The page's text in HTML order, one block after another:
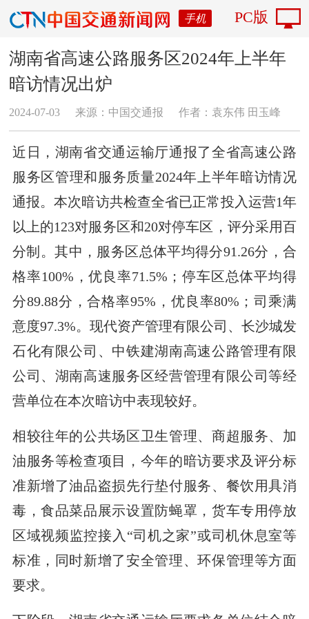
手机 PC版
湖南省高速公路服务区2024年上半年
暗访情况出炉
2024-07-03 来源：中国交通报 作者：袁东伟 田玉峰
近日，湖南省交通运输厅通报了全省高速公路
服务区管理和服务质量2024年上半年暗访情况
通报。本次暗访共检查全省已正常投入运营1年
以上的123对服务区和20对停车区，评分采用百
分制。其中，服务区总体平均得分91.26分，合
格率100%，优良率71.5%；停车区总体平均得
分89.88分，合格率95%，优良率80%；司乘满
意度97.3%。现代资产管理有限公司、长沙城发
石化有限公司、中铁建湖南高速公路管理有限
公司、湖南高速服务区经营管理有限公司等经
营单位在本次暗访中表现较好。
相较往年的公共场区卫生管理、商超服务、加
油服务等检查项目，今年的暗访要求及评分标
准新增了油品盗损先行垫付服务、餐饮用具消
毒，食品菜品展示设置防蝇罩，货车专用停放
区域视频监控接入“司机之家”或司机休息室等
标准，同时新增了安全管理、环保管理等方面
要求。